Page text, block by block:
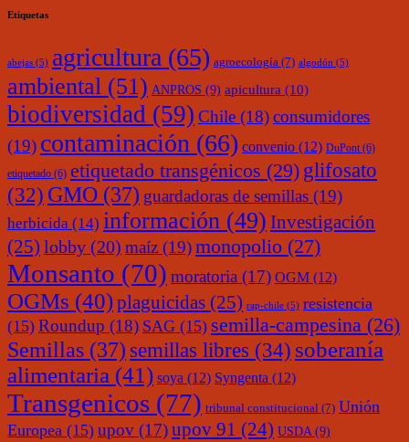
Etiquetas
abejas (5) agricultura (65) agroecología (7) algodón (5)
ambiental (51) ANPROS (9) apicultura (10)
biodiversidad (59) Chile (18)consumidores
(19) contaminación (66) convenio (12) DuPont (6)
etiquetado (6) etiquetado transgénicos (29) glifosato
(32) GMO (37) guardadoras de semillas (19)
herbicida (14) información (49) Investigación
(25) lobby (20) maíz (19)monopolio (27)
Monsanto (70) moratoria (17) OGM (12)
OGMs (40)plaguicidas (25) rap-chile (5) resistencia
(15) Roundup (18) SAG (15) semilla-campesina (26)
Semillas (37) semillas libres (34) soberanía
alimentaria (41) soya (12) Syngenta (12)
Transgenicos (77) tribunal constitucional (7) Unión
Europea (15) upov (17)upov 91 (24) USDA (9)